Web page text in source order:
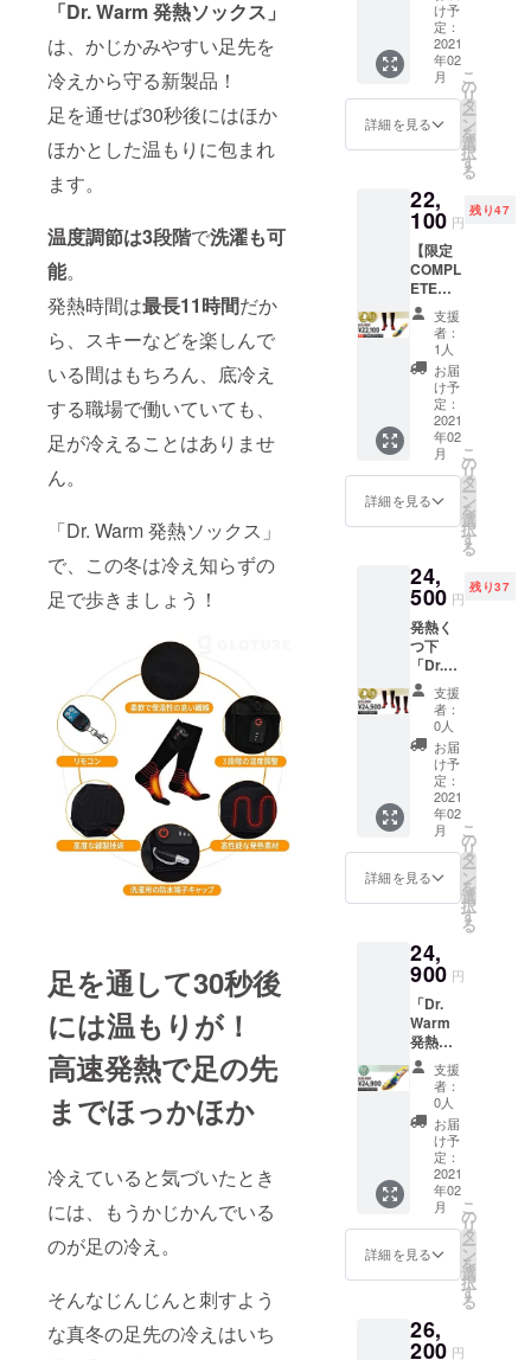
「Dr. Warm 発熱ソックス」
は、かじかみやすい足先を
冷えから守る新製品！
足を通せば30秒後にはほか
ほかとした温もりに包まれ
ます。
温度調節は3段階で洗濯も可
能。
発熱時間は最長11時間だか
ら、スキーなどを楽しんで
いる間はもちろん、底冷え
する職場で働いていても、
足が冷えることはありませ
ん。
「Dr. Warm 発熱ソックス」
で、この冬は冷え知らずの
足で歩きましょう！
足を通して30秒後
には温もりが！
高速発熱で足の先
までほっかほか
冷えていると気づいたとき
には、もうかじかんでいる
のが足の冷え。
そんなじんじんと刺すよう
な真冬の足先の冷えはいち
26.0」
「26.5
28.0」
「28.5
〜
30.5」
い。 ※
予定配
送時
期：
2021年
2月上旬
れる
チャン
ス！
【リ
ターン
内容】
「Dr.
Warm
発熱イ
ル」×2
※サイズ
をS〜
XLの中
からお
選びく
ださ
い。 ※
サイズ
は2足と
も同じ
ものに
なりま
す。 ※
予定配
送時
期：
2月上旬
け予
定：
2021
年02
月
詳細を見る
こ
の
リ
タ
ー
ン
を
選
択
す
る
22,
100 円
残り47
【限定
COMPL
ETE
セッ
ト】 Dr.
Warm
「発熱
ソック
ス」と
「発熱
イン
ソー
ル」を
お得に
手に入
れる
ス！
【リ
ターン
内容】
「Dr.
Warm
発熱
ソック
ス」×1
「Dr.
Warm
発熱イ
ンソー
ル」×1
※「Dr.
Warm
発熱
を
「22.0
〜
24.0」
「24.5
〜
26.0」
「26.5
28.0」
「28.5
30.5」
からお
選びく
ださ
い。
ンソー
ル」の
支援
者：
1人
お届
け予
定：
2021
年02
月
詳細を見る
こ
の
リ
タ
ー
ン
を
選
択
す
る
24,
500 円
残り37
発熱く
つ下
「Dr.
Warm
発熱
ソック
ス」を
お得に
手に入
れる
チャン
ス！
【リ
ターン
内容】
「Dr.
発熱
ソック
ス」×2
※サイズ
を
「22.0
〜
24.0」
「24.5
〜
26.0」
「26.5
28.0」
「28.5
〜
30.5」
い。 ※
サイズ
支援
者：
0人
お届
け予
定：
2021
年02
月
詳細を見る
こ
の
リ
タ
ー
ン
を
選
択
す
る
24,
900 円
「Dr.
Warm
発熱イ
ンソー
ル」を
お得に
手に入
れる
チャン
ス！
【リ
ターン
内容】
「Dr.
Warm
発熱イ
ル」×2
※サイズ
支援
者：
0人
お届
け予
定：
2021
年02
月
詳細を見る
こ
の
リ
タ
ー
ン
を
選
択
す
る
26,
200 円